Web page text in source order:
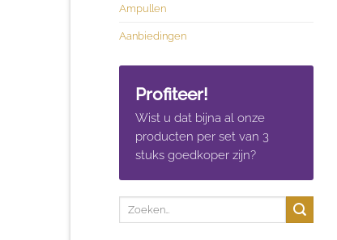
Ampullen
Aanbiedingen
Profiteer!
Wist u dat bijna al onze
producten per set van 3
stuks goedkoper zijn?
Zoeken